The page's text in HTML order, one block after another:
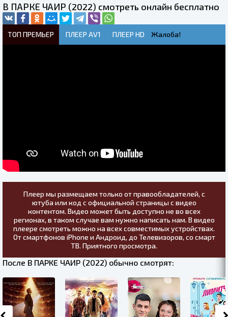
В ПАРКЕ ЧАИР (2022) смотреть онлайн бесплатно
ТОП ПРЕМЬЕР ПЛЕЕР AV1 ПЛЕЕР HD Жалоба!
Плеер мы размещаем только от правообладателей, с
ютуба или код с официальной страницы с видео
контентом. Видео может быть доступно не во всех
регионах, в таком случае вам нужно написать нам. В видео
плеере смотреть можно на всех совместимых устройствах.
От смартфонов iPhone и Андроид, до Телевизоров, со смарт
ТВ. Приятного просмотра.
После В ПАРКЕ ЧАИР (2022) обычно смотрят: